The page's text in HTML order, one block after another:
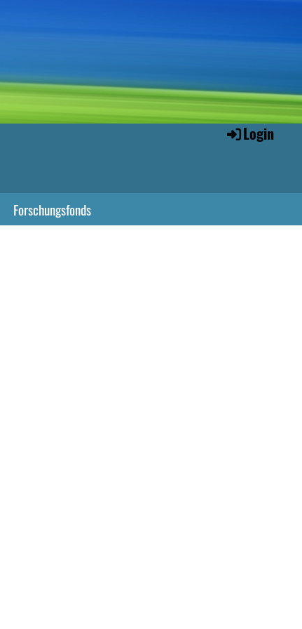
Login
Forschungsfonds